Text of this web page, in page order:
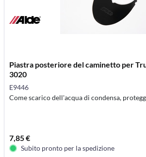
Piastra posteriore del caminetto per
3020
E9446
Come scarico dell'acqua di condensa,
7,85 €
Subito pronto per la spedizione